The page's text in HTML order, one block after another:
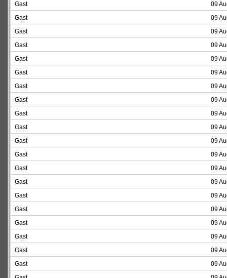
Gast
09
Gast
09
Gast
09
Gast
09
Gast
09
Gast
09
Gast
09
Gast
09
Gast
09
Gast
09
Gast
09
Gast
09
Gast
09
Gast
09
Gast
09
Gast
09
Gast
09
Gast
09
Gast
09
Gast
09